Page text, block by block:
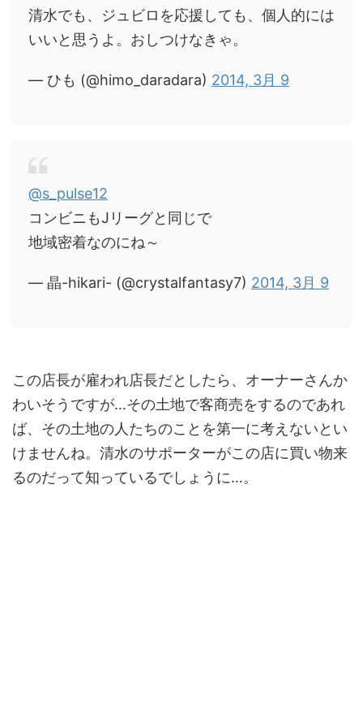
清水でも、ジュビロを応援しても、個人的には
いいと思うよ。おしつけなきゃ。
— ひも (@himo_daradara) 2014, 3月 9
@s_pulse12
コンビニもJリーグと同じで
地域密着なのにね～
— 晶-hikari- (@crystalfantasy7) 2014, 3月 9
この店長が雇われ店長だとしたら、オーナーさんか
わいそうですが…その土地で客商売をするのであれ
ば、その土地の人たちのことを第一に考えないとい
けませんね。清水のサポーターがこの店に買い物来
るのだって知っているでしょうに…。